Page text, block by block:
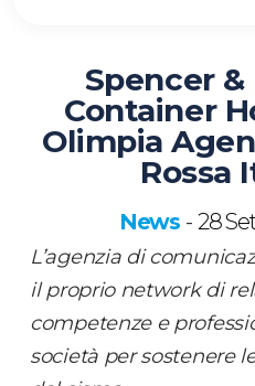
Spencer
Container
Olimpia
Rossa
News - 28
L’agenzia di
il proprio network di
competenze e
società per sostenere